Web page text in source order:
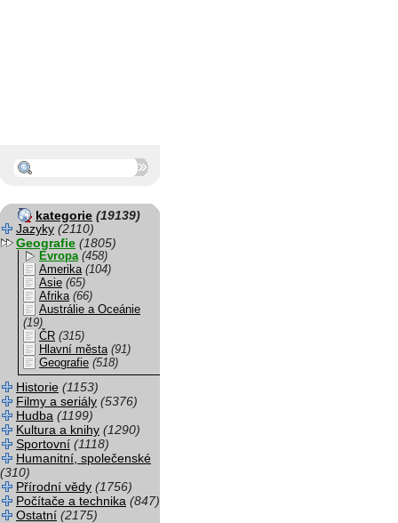
kategorie (19139)
Jazyky (2110)
Geografie (1805)
Evropa (458)
Amerika (104)
Asie (65)
Afrika (66)
Austrálie a Oceánie
(19)
ČR (315)
Hlavní města (91)
Geografie (518)
Historie (1153)
Filmy a seriály (5376)
Hudba (1199)
Kultura a knihy (1290)
Sportovní (1118)
Humanitní, společenské
(310)
Přírodní vědy (1756)
Počítače a technika (847)
Ostatní (2175)